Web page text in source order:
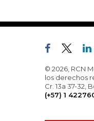
© 2026, RCN
los derechos
Cr. 13a 37-32,
(+57) 1